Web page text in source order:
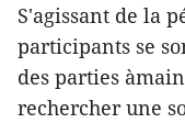
S'agissant de la
participants se
des parties
rechercher une